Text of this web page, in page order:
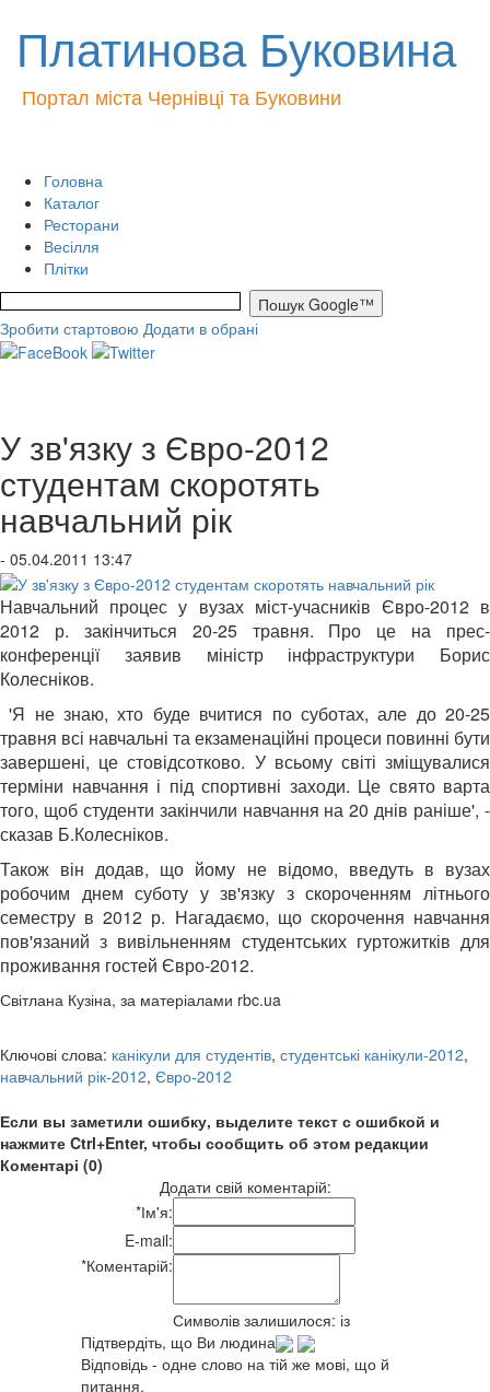
Платинова Буковина
Портал міста Чернівці та Буковини
Головна
Каталог
Ресторани
Весілля
Плітки
Зробити стартовою Додати в обрані
У зв'язку з Євро-2012
студентам скоротять
навчальний рік
- 05.04.2011 13:47
Навчальний процес у вузах міст-учасників Євро-2012 в
2012 р. закінчиться 20-25 травня. Про це на прес-
конференції заявив міністр інфраструктури Борис
Колесніков.
'Я не знаю, хто буде вчитися по суботах, але до 20-25
травня всі навчальні та екзаменаційні процеси повинні бути
завершені, це стовідсотково. У всьому світі зміщувалися
терміни навчання і під спортивні заходи. Це свято варта
того, щоб студенти закінчили навчання на 20 днів раніше', -
сказав Б.Колесніков.
Також він додав, що йому не відомо, введуть в вузах
робочим днем суботу у зв'язку з скороченням літнього
семестру в 2012 р. Нагадаємо, що скорочення навчання
пов'язаний з вивільненням студентських гуртожитків для
проживання гостей Євро-2012.
Світлана Кузіна, за матеріалами rbc.ua
Ключові слова: канікули для студентів, студентські канікули-2012,
навчальний рік-2012, Євро-2012
Если вы заметили ошибку, выделите текст с ошибкой и
нажмите Ctrl+Enter, чтобы сообщить об этом редакции
Коментарі (0)
Додати свій коментарій:
*Ім'я:
E-mail:
*Коментарій:
Символів залишилося: із
Підтвердіть, що Ви людина
Відповідь - одне слово на тій же мові, що й
питання.